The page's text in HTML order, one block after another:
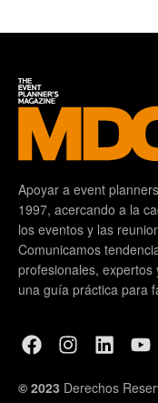
Apoyar a event
1997, acercando a la
los eventos y las
Comunicamos
profesionales,
una guía práctica para
© 2023 Derechos